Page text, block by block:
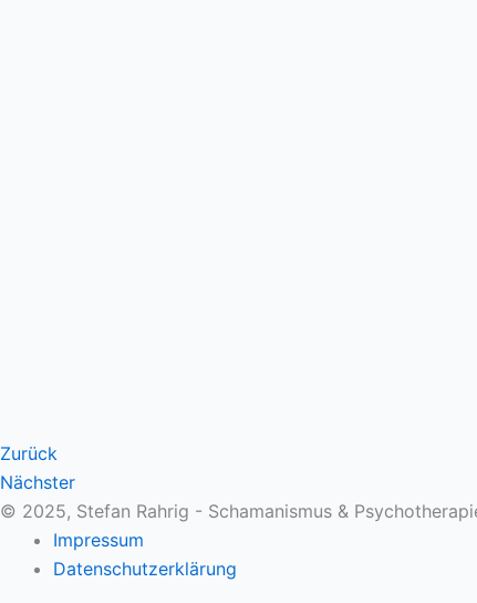
Zurück
Nächster
© 2025, Stefan Rahrig - Schamanismus &
Impressum
Datenschutzerklärung